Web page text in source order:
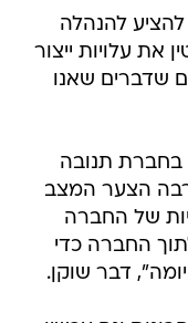
להנהלה
עלויות ייצור
שדברים שאנו
בחברת תנובה
הצער המצב
של החברה
החברה כדי
דבר שוקן.